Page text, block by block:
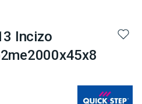
Incizo